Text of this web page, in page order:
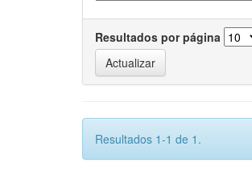
Resultados por página
Resultados 1-1 de 1.